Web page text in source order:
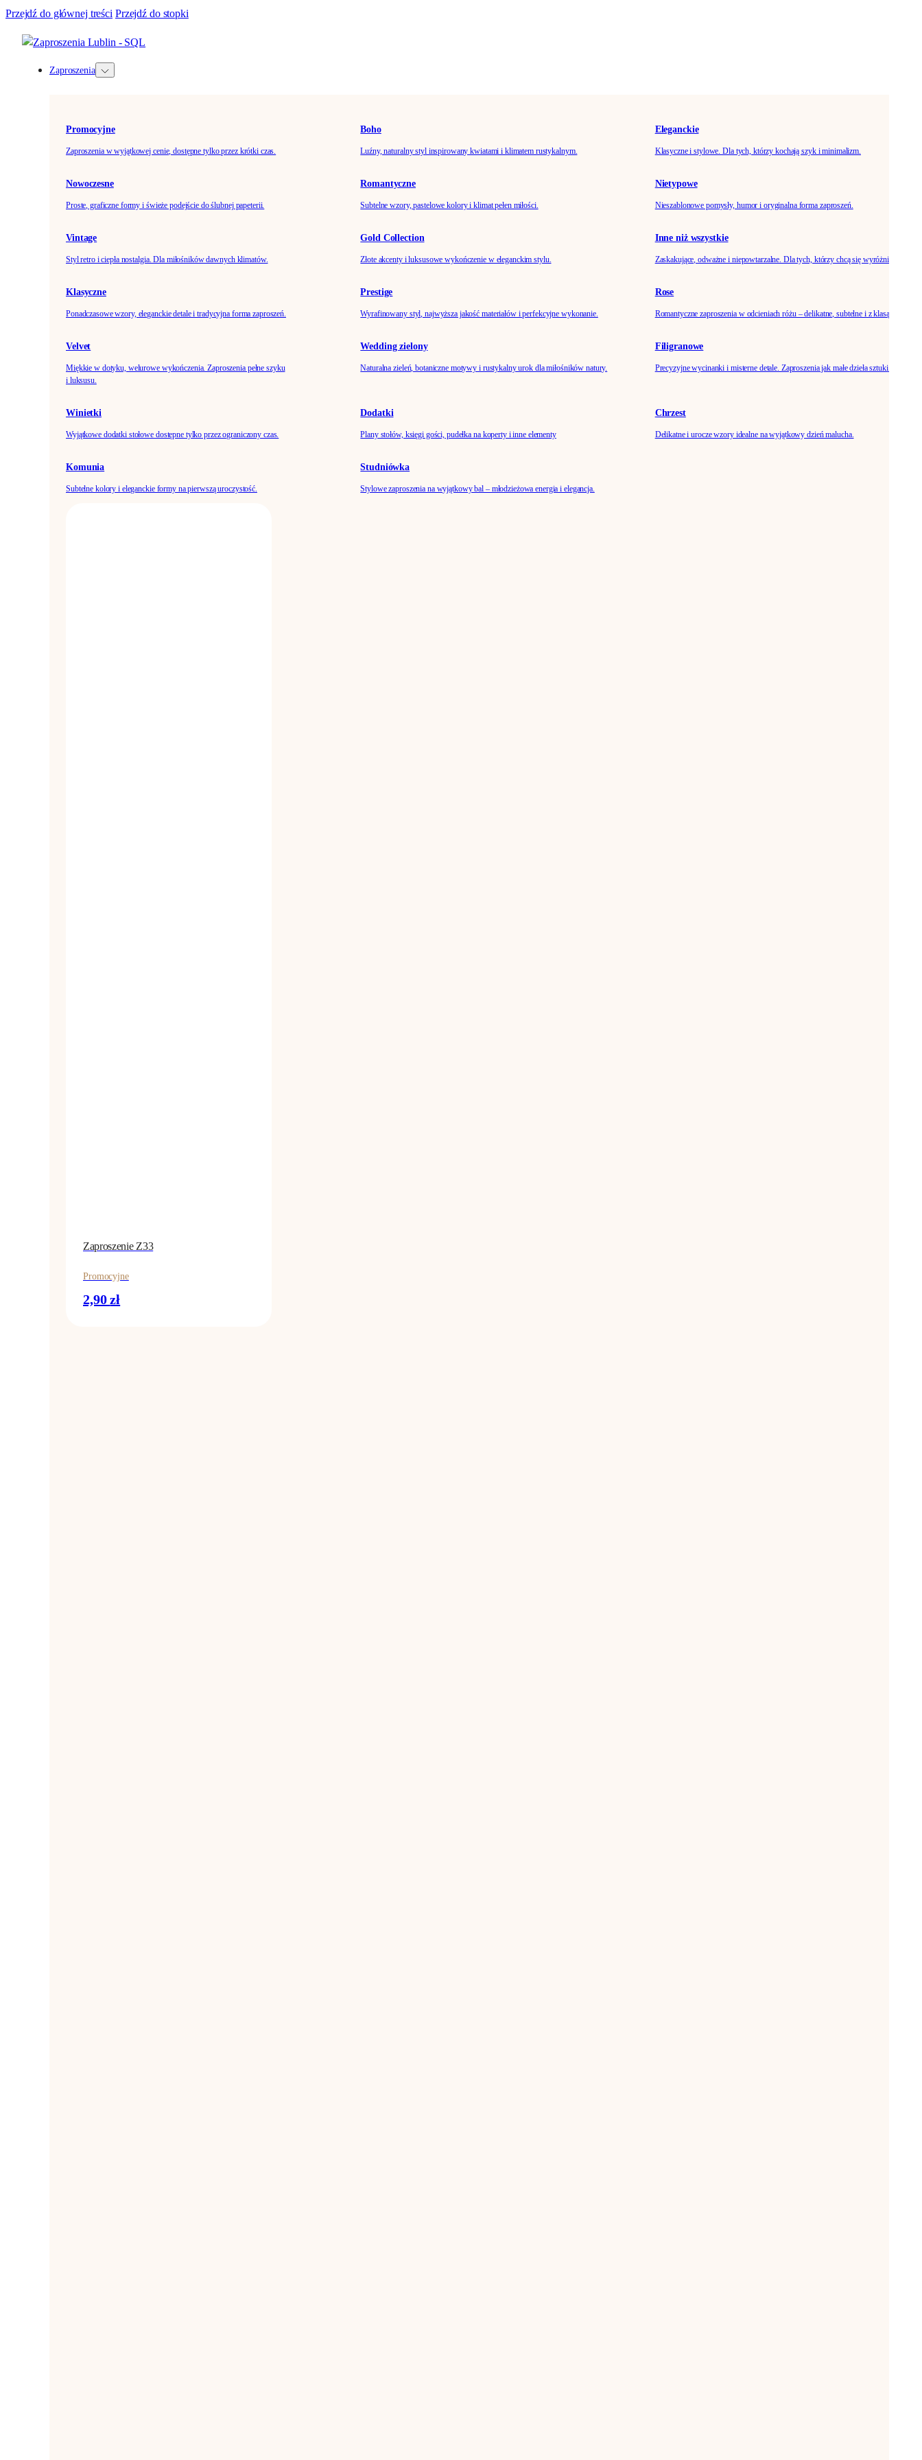
Przejdź do głównej treści Przejdź do stopki
Zaproszenia
Promocyjne
Zaproszenia w wyjątkowej cenie, dostępne tylko przez krótki czas.
Boho
Luźny, naturalny styl inspirowany kwiatami i klimatem rustykalnym.
Eleganckie
Klasyczne i stylowe. Dla tych, którzy kochają szyk i minimalizm.
Nowoczesne
Proste, graficzne formy i świeże podejście do ślubnej papeterii.
Romantyczne
Subtelne wzory, pastelowe kolory i klimat pełen miłości.
Nietypowe
Nieszablonowe pomysły, humor i oryginalna forma zaproszeń.
Vintage
Styl retro i ciepła nostalgia. Dla miłośników dawnych klimatów.
Gold Collection
Złote akcenty i luksusowe wykończenie w eleganckim stylu.
Inne niż wszystkie
Zaskakujące, odważne i niepowtarzalne. Dla tych, którzy chcą się wyróżnić.
Klasyczne
Ponadczasowe wzory, eleganckie detale i tradycyjna forma zaproszeń.
Prestige
Wyrafinowany styl, najwyższa jakość materiałów i perfekcyjne wykonanie.
Rose
Romantyczne zaproszenia w odcieniach różu – delikatne, subtelne i z klasą.
Velvet
Miękkie w dotyku, welurowe wykończenia. Zaproszenia pełne szyku
i luksusu.
Wedding zielony
Naturalna zieleń, botaniczne motywy i rustykalny urok dla miłośników natury.
Filigranowe
Precyzyjne wycinanki i misterne detale. Zaproszenia jak małe dzieła sztuki.
Winietki
Wyjątkowe dodatki stołowe dostępne tylko przez ograniczony czas.
Dodatki
Plany stołów, księgi gości, pudełka na koperty i inne elementy
Chrzest
Delikatne i urocze wzory idealne na wyjątkowy dzień malucha.
Komunia
Subtelne kolory i eleganckie formy na pierwszą uroczystość.
Studniówka
Stylowe zaproszenia na wyjątkowy bal – młodzieżowa energia i elegancja.
Zaproszenie Z33
Promocyjne
2,90zł